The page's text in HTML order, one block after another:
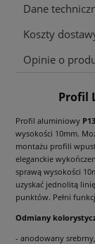
Dane
Koszty
Cena nie
Opinie o
Profil
Profil aluminiowy
wysokości 10mm.
montażu profili
eleganckie
sprawą wysokości
uzyskać jednolitą
punktów. Pełni
Odmiany
- anodowany srebrny,